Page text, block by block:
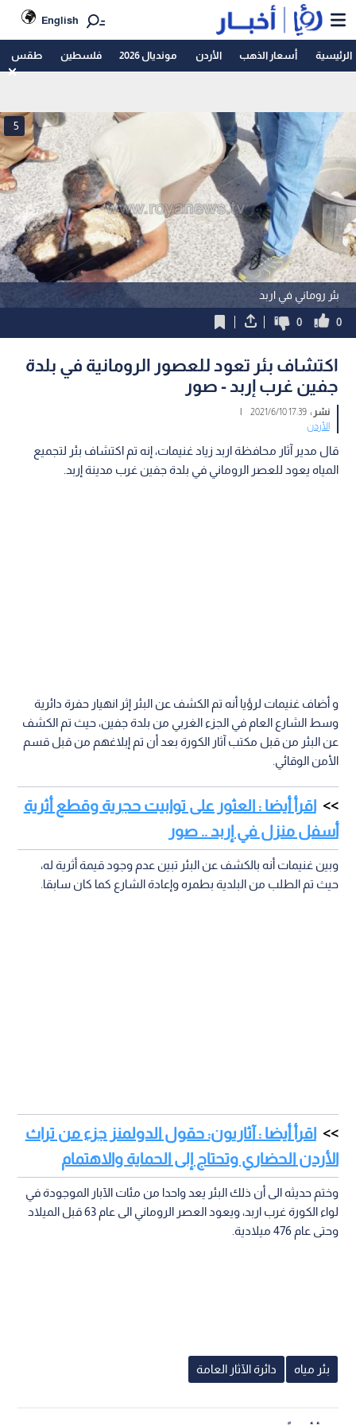
English
الرئيسية أسعار الذهب الأردن مونديال 2026 فلسطين طقس
بئر روماني في اربد
5
0
0
اكتشاف بئر تعود للعصور الرومانية في بلدة
جفين غرب إربد - صور
نشر :17:39 2021/6/10
|
الأردن
قال مدير آثار محافظة اربد زياد غنيمات، إنه تم اكتشاف بئر لتجميع
المياه يعود للعصر الروماني في بلدة جفين غرب مدينة إربد.
و أضاف غنيمات لرؤيا أنه تم الكشف عن البئر إثر انهيار حفرة دائرية
وسط الشارع العام في الجزء الغربي من بلدة جفين، حيث تم الكشف
عن البئر من قبل مكتب آثار الكورة بعد أن تم إبلاغهم من قبل قسم
الأمن الوقائي.
اقرأ أيضا : العثور على توابيت حجرية وقطع أثرية
أسفل منزل في إربد .. صور
وبين غنيمات أنه بالكشف عن البئر تبين عدم وجود قيمة أثرية له،
حيث تم الطلب من البلدية بطمره وإعادة الشارع كما كان سابقا.
اقرأ أيضا : آثاريون: حقول الدولمنز جزء من تراث
الأردن الحضاري وتحتاج إلى الحماية والاهتمام
وختم حديثه الى أن ذلك البئر يعد واحدا من مئات الآبار الموجودة في
لواء الكورة غرب اربد، ويعود العصر الروماني الى عام 63 قبل الميلاد
وحتى عام 476 ميلادية.
بئر مياه دائرة الآثار العامة